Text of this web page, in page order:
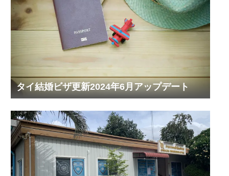
タイ結婚ビザ更新2024年6月アップデート